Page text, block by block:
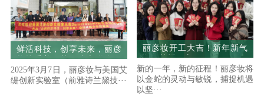
鲜活科技，创享未来，丽彦
妆携手美国艾缇成立联合研
发中心
2025年3月7日，丽彦妆与美国艾
缇创新实验室（前雅诗兰黛技···
丽彦妆开工大吉！新年新气
象，荣耀再启程
新的一年，新的征程！丽彦妆将
以金蛇的灵动与敏锐，捕捉机遇
以坚···